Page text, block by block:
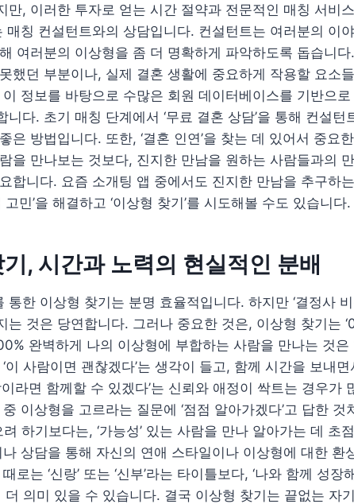
만, 이러한 투자로 얻는 시간 절약과 전문적인 매칭 서비
매칭 컨설턴트와의 상담입니다. 컨설턴트는 여러분의 이
여러분의 이상형을 좀 더 명확하게 파악하도록 돕습니
했던 부분이나, 실제 결혼 생활에 중요하게 작용할 요소
정보를 바탕으로 수많은 회원 데이터베이스를 기반으
니다. 초기 매칭 단계에서 ‘무료 결혼 상담’을 통해 컨설턴
은 방법입니다. 또한, ‘결혼 인연’을 찾는 데 있어서 중요한
을 만나보는 것보다, 진지한 만남을 원하는 사람들과의
합니다. 요즘 소개팅 앱 중에서도 진지한 만남을 추구하
고민’을 해결하고 ‘이상형 찾기’를 시도해볼 수도 있습니다.
, 시간과 노력의 현실적인 분배
통한 이상형 찾기는 분명 효율적입니다. 하지만 ‘결정사
는 것은 당연합니다. 그러나 중요한 것은, 이상형 찾기는
완벽하게 나의 이상형에 부합하는 사람을 만나는 것은
이 사람이면 괜찮겠다’는 생각이 들고, 함께 시간을 보내
이라면 함께할 수 있겠다’는 신뢰와 애정이 싹트는 경우가
이상형을 고르라는 질문에 ‘점점 알아가겠다’고 답한
려 하기보다는, ‘가능성’ 있는 사람을 만나 알아가는 데 초
상담을 통해 자신의 연애 스타일이나 이상형에 대한 환
로는 ‘신랑’ 또는 ‘신부’라는 타이틀보다, ‘나와 함께 성
더 의미 있을 수 있습니다. 결국 이상형 찾기는 끝없는 자